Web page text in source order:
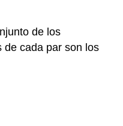
de los
de cada par son los